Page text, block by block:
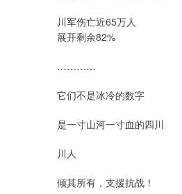
川军伤亡近65万人
展开剩余82%
…………
它们不是冰冷的数字
是一寸山河一寸血的四川
川人
倾其所有，支援抗战！